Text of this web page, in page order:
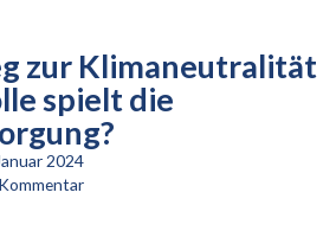
zur Klimaneutralität
spielt die
2024
zu